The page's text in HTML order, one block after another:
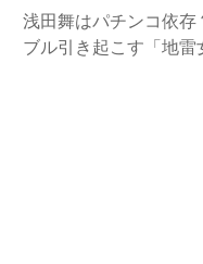
浅田舞はパチンコ依存
ブル引き起こす「地雷